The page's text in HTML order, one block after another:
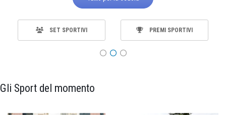
SET SPORTIVI PREMI SPORTIVI
Gli Sport del momento